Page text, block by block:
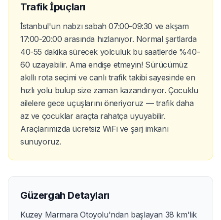
Trafik İpuçları
İstanbul'un nabzı sabah 07:00-09:30 ve akşam
17:00-20:00 arasında hızlanıyor. Normal şartlarda
40-55 dakika sürecek yolculuk bu saatlerde %40-
60 uzayabilir. Ama endişe etmeyin! Sürücümüz
akıllı rota seçimi ve canlı trafik takibi sayesinde en
hızlı yolu bulup size zaman kazandırıyor. Çocuklu
ailelere gece uçuşlarını öneriyoruz — trafik daha
az ve çocuklar araçta rahatça uyuyabilir.
Araçlarımızda ücretsiz WiFi ve şarj imkanı
sunuyoruz.
Güzergah Detayları
Kuzey Marmara Otoyolu'ndan başlayan 38 km'lik